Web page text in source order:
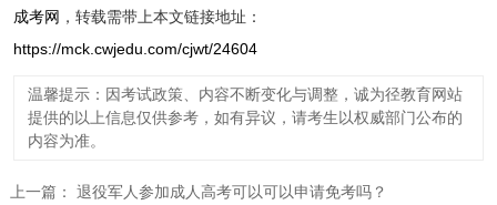
成考网 ，转载需带上本文链接地址：
https://mck.cwjedu.com/cjwt/24604
温馨提示：因考试政策、内容不断变化与调整，诚为径教育网站
提供的以上信息仅供参考，如有异议，请考生以权威部门公布的
内容为准。
上一篇： 退役军人参加成人高考可以可以申请免考吗？